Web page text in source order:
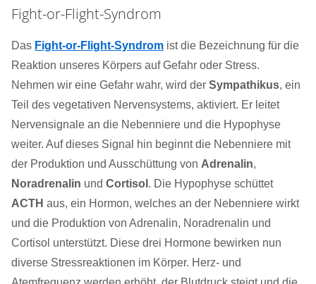
Fight-or-Flight-Syndrom
Das Fight-or-Flight-Syndrom ist die Bezeichnung für die
Reaktion unseres Körpers auf Gefahr oder Stress.
Nehmen wir eine Gefahr wahr, wird der Sympathikus, ein
Teil des vegetativen Nervensystems, aktiviert. Er leitet
Nervensignale an die Nebenniere und die Hypophyse
weiter. Auf dieses Signal hin beginnt die Nebenniere mit
der Produktion und Ausschüttung von Adrenalin,
Noradrenalin und Cortisol . Die Hypophyse schüttet
ACTH aus, ein Hormon, welches an der Nebenniere wirkt
und die Produktion von Adrenalin, Noradrenalin und
Cortisol unterstützt. Diese drei Hormone bewirken nun
diverse Stressreaktionen im Körper. Herz- und